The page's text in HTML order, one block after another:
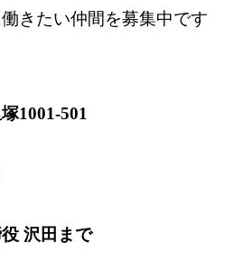
きたい仲間を募集中です
1001-501
沢田まで